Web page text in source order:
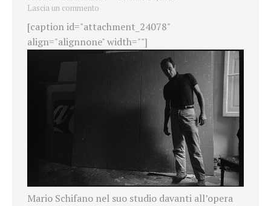
Lascia un commento
[caption id="attachment_24078"
align="alignnone" width=""]
Mario Schifano nel suo studio davanti all’opera